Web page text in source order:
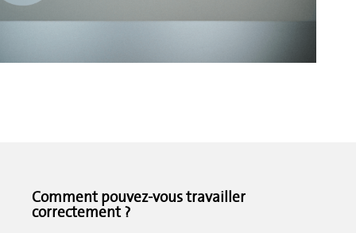
Comment pouvez-vous travailler
correctement ?